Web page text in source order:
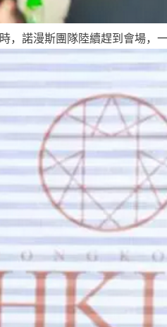
時，諾漫斯團隊陸續趕到會場，